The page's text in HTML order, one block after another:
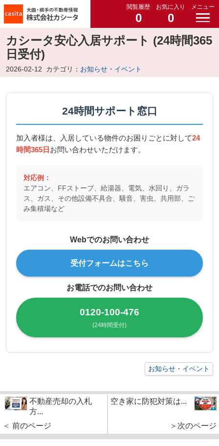
閲覧履歴
0
お気に入り
0
メニュー
カシータ安心入居サポート (24時間365
日受付)
2026-02-12 カテゴリ： お知らせ・イベント
24時間サポート窓口
加入者様は、入居している物件のお困りごとに対して24
時間365日 お問い合わせいただけます。
対応例：
エアコン、FFストーブ、給湯器、電気、水回り、ガラ
ス、ガス、その他設備不具合、騒音、害虫、共用部、ご
み集積場など
Webでのお問い合わせ
受付フォームはこちら
お電話でのお問い合わせ
0120-100-476
(24時間受付)
お知らせ・イベント
不動産売却の入札
方...
＜ 前のページ
空き家に防犯対策は...
＞次のページ